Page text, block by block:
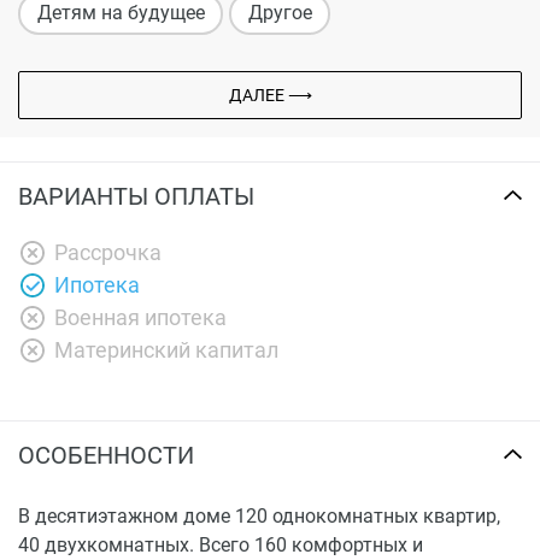
Детям на будущее Другое
ДАЛЕЕ ⟶
ВАРИАНТЫ ОПЛАТЫ
Рассрочка
Ипотека
Военная ипотека
Материнский капитал
ОСОБЕННОСТИ
В десятиэтажном доме 120 однокомнатных квартир,
40 двухкомнатных. Всего 160 комфортных и